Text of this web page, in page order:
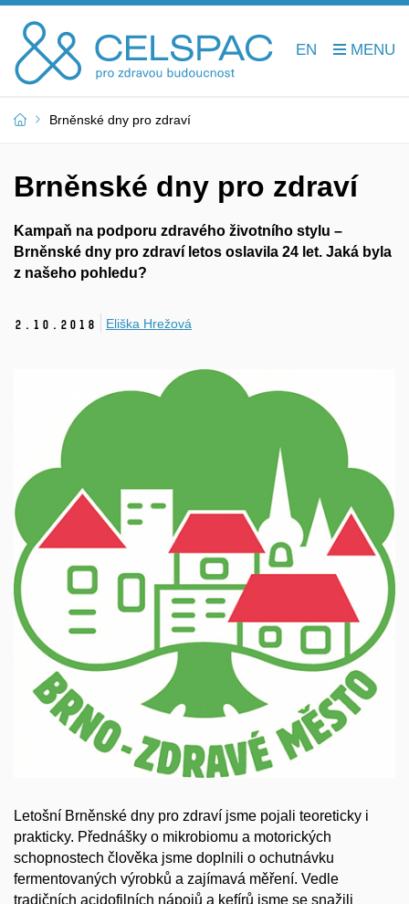
EN
Brněnské dny pro zdraví
Brněnské dny pro zdraví
Kampaň na podporu zdravého životního stylu –
Brněnské dny pro zdraví letos oslavila 24 let. Jaká byla
z našeho pohledu?
2. 10. 2018 Eliška Hrežová
Letošní Brněnské dny pro zdraví jsme pojali teoreticky i
prakticky. Přednášky o mikrobiomu a motorických
schopnostech člověka jsme doplnili o ochutnávku
fermentovaných výrobků a zajímavá měření. Vedle
tradičních acidofilních nápojů a kefírů jsme se snažili